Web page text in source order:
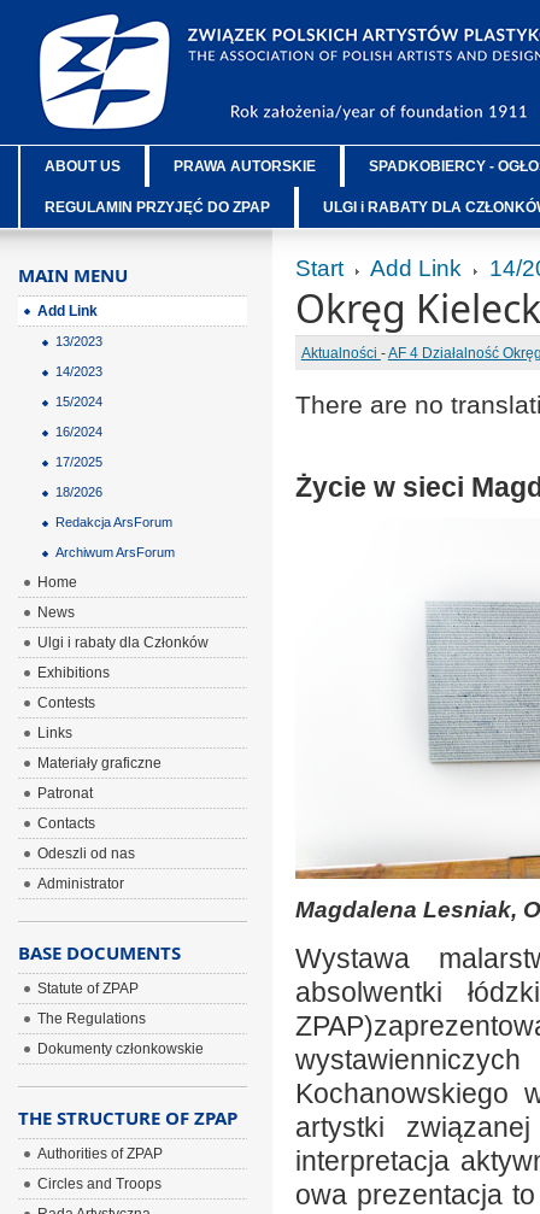
ABOUT US PRAWA AUTORSKIE SPADKOBIERCY -
REGULAMIN PRZYJĘĆ DO ZPAP ULGI i RABATY DLA
Start Add Link 14/
Okręg
Aktualności -AF 4 Działalność
There are no
Życie w sieci
Magdalena Lesniak,
Wystawa
absolwentki
Kochanowskiego
artystki
interpretacja
owa prezentacja
MAIN MENU
Add Link
13/2023
14/2023
15/2024
16/2024
17/2025
18/2026
Redakcja ArsForum
Archiwum ArsForum
Home
News
Ulgi i rabaty dla Członków
Exhibitions
Contests
Links
Materiały graficzne
Patronat
Contacts
Odeszli od nas
Administrator
BASE DOCUMENTS
Statute of ZPAP
The Regulations
Dokumenty członkowskie
THE STRUCTURE OF ZPAP
Authorities of ZPAP
Circles and Troops